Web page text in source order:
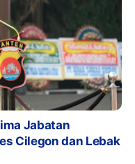
Jabatan
Cilegon dan Lebak